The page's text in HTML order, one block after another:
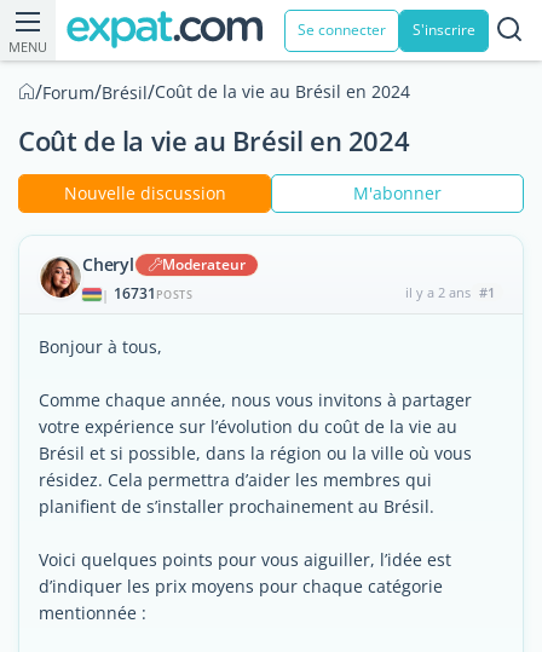
MENU
Se connecter S'inscrire
/Forum/Brésil/Coût de la vie au Brésil en 2024
Coût de la vie au Brésil en 2024
Nouvelle discussion M'abonner
Cheryl Moderateur
| 16731 POSTS il y a 2 ans #1
Bonjour à tous,
Comme chaque année, nous vous invitons à partager
votre expérience sur l’évolution du coût de la vie au
Brésil et si possible, dans la région ou la ville où vous
résidez. Cela permettra d’aider les membres qui
planifient de s’installer prochainement au Brésil.
Voici quelques points pour vous aiguiller, l’idée est
d’indiquer les prix moyens pour chaque catégorie
mentionnée :